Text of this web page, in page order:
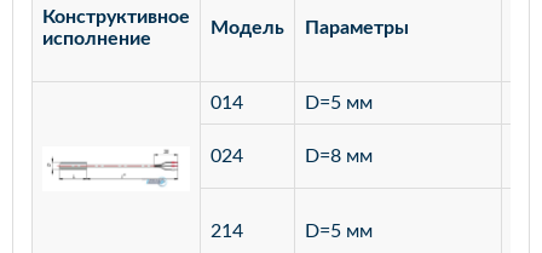
Конструктивное
исполнение
Модель Параметры
014 D=5 мм
024 D=8 мм
214 D=5 мм